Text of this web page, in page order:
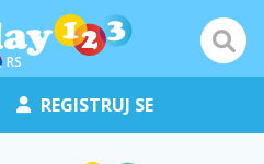
RS
REGISTRUJ SE